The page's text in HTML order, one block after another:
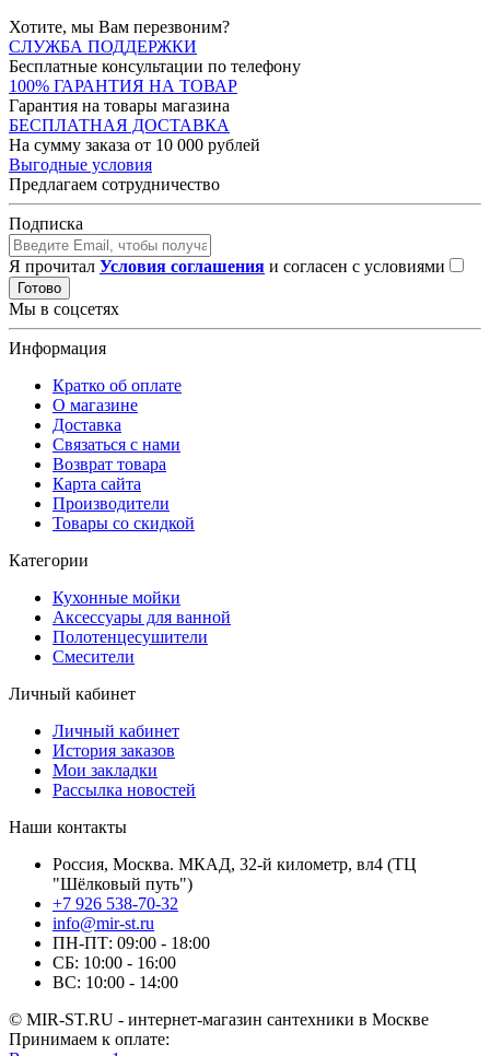
Хотите, мы Вам перезвоним?
СЛУЖБА ПОДДЕРЖКИ
Бесплатные консультации по телефону
100% ГАРАНТИЯ НА ТОВАР
Гарантия на товары магазина
БЕСПЛАТНАЯ ДОСТАВКА
На сумму заказа от 10 000 рублей
Выгодные условия
Предлагаем сотрудничество
Подписка
Я прочитал Условия соглашения и согласен с условиями
Готово
Мы в соцсетях
Информация
Кратко об оплате
О магазине
Доставка
Связаться с нами
Возврат товара
Карта сайта
Производители
Товары со скидкой
Категории
Кухонные мойки
Аксессуары для ванной
Полотенцесушители
Смесители
Личный кабинет
Личный кабинет
История заказов
Мои закладки
Рассылка новостей
Наши контакты
Россия, Москва. МКАД, 32-й километр, вл4 (ТЦ
"Шёлковый путь")
+7 926 538-70-32
info@mir-st.ru
ПН-ПТ: 09:00 - 18:00
СБ: 10:00 - 16:00
ВС: 10:00 - 14:00
© MIR-ST.RU - интернет-магазин сантехники в Москве
Принимаем к оплате: